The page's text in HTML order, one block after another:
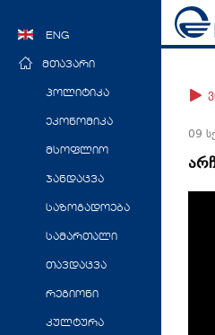
ENG
მთავარი
პოლიტიკა
ეკონომიკა
მსოფლიო
ჯანდაცვა
საზოგადოება
სამართალი
თავდაცვა
რეგიონი
კულტურა
09